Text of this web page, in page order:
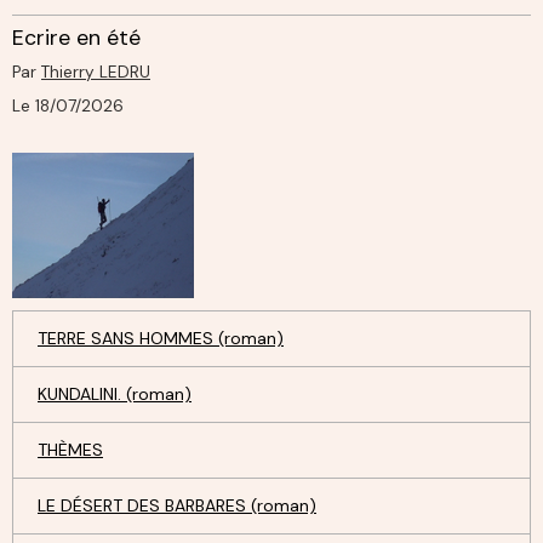
Ecrire en été
Par Thierry LEDRU
Le 18/07/2026
TERRE SANS HOMMES (roman)
KUNDALINI. (roman)
THÈMES
LE DÉSERT DES BARBARES (roman)